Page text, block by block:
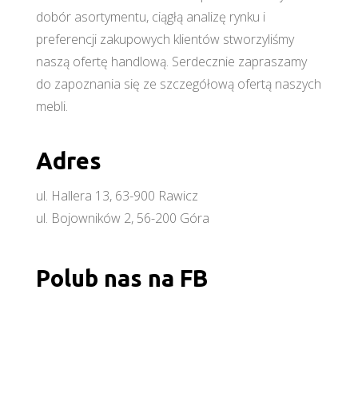
dobór asortymentu, ciągłą analizę rynku i
preferencji zakupowych klientów stworzyliśmy
naszą ofertę handlową. Serdecznie zapraszamy
do zapoznania się ze szczegółową ofertą naszych
mebli.
Adres
ul. Hallera 13, 63-900 Rawicz
ul. Bojowników 2, 56-200 Góra
Polub nas na FB